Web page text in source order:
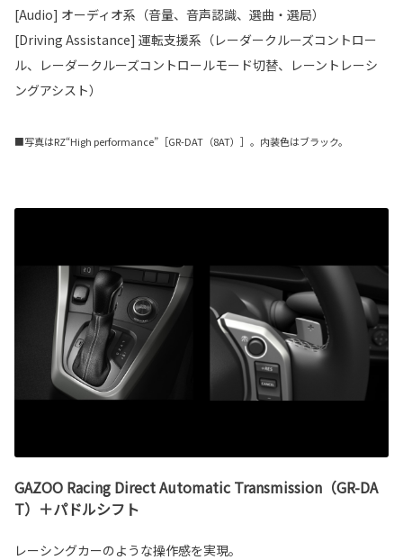
[Audio] オーディオ系（音量、音声認識、選曲・選局）
[Driving Assistance] 運転支援系（レーダークルーズコントロー
ル、レーダークルーズコントロールモード切替、レーントレーシ
ングアシスト）
■写真はRZ“High performance”［GR-DAT（8AT）］。内装色はブラック。
GAZOO Racing Direct Automatic Transmission（GR-DA
T）＋パドルシフト
レーシングカーのような操作感を実現。